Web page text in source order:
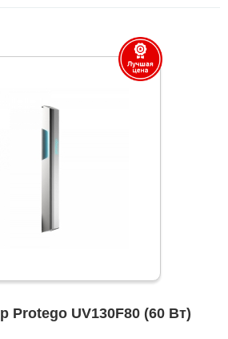
Protego UV130F80 (60 Вт)